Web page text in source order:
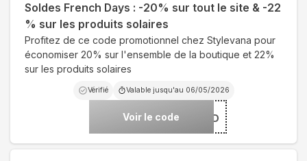
Soldes French Days : -20% sur tout le site & -22
% sur les produits solaires
Profitez de ce code promotionnel chez Stylevana pour
économiser 20% sur l'ensemble de la boutique et 22%
sur les produits solaires
Vérifié Valable jusqu'au 06/05/2026
Voir le code***26FRD